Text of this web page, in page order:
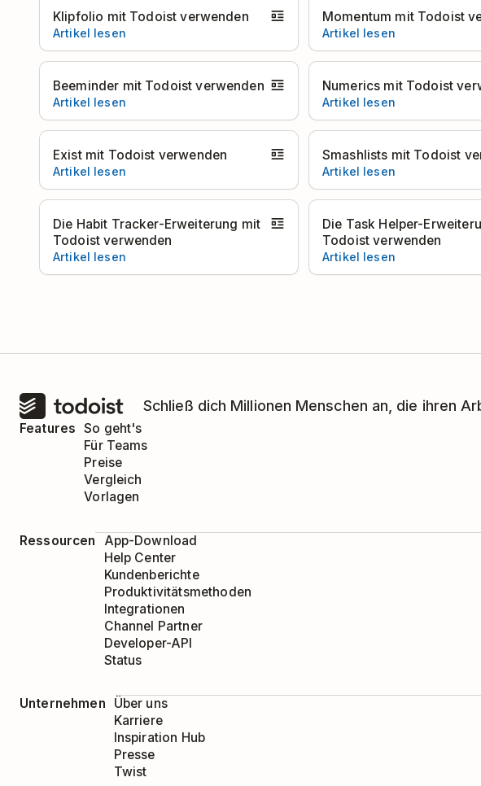
Klipfolio mit Todoist verwenden
Artikel lesen
Momentum mit Todoist
Artikel lesen
Beeminder mit Todoist verwenden
Artikel lesen
Numerics mit Todoist
Artikel lesen
Exist mit Todoist verwenden
Artikel lesen
Smashlists mit Todoist
Artikel lesen
Die Habit Tracker-Erweiterung mit
Todoist verwenden
Artikel lesen
Die Task Helper-
Todoist verwenden
Artikel lesen
Schließ dich Millionen Menschen an, die ihren
Features So geht's
Für Teams
Preise
Vergleich
Vorlagen
Ressourcen
App-Download
Help Center
Kundenberichte
Produktivitätsmethoden
Integrationen
Channel Partner
Developer-API
Status
Unternehmen
Über uns
Karriere
Inspiration Hub
Presse
Twist